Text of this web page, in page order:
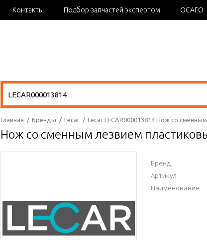
Контакты Подбор запчастей экспертом ОСАГО
Главная / Бренды / Lecar / Lecar LECAR000013814 Нож со
Нож со сменным лезвием
Бренд
Артикул
Наименование